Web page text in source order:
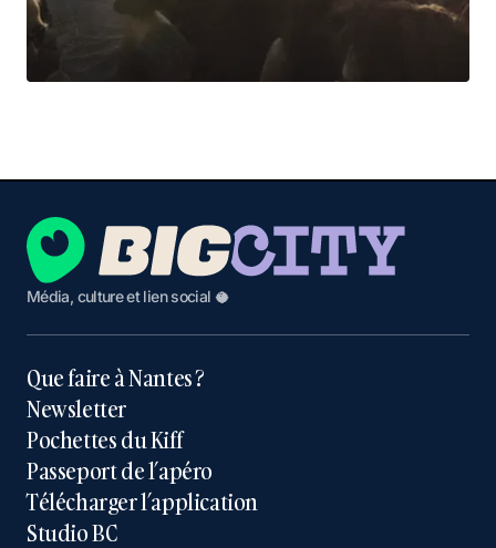
Média, culture et lien social 🥥
Que faire à Nantes ?
Newsletter
Pochettes du Kiff
Passeport de l’apéro
Télécharger l’application
Studio BC